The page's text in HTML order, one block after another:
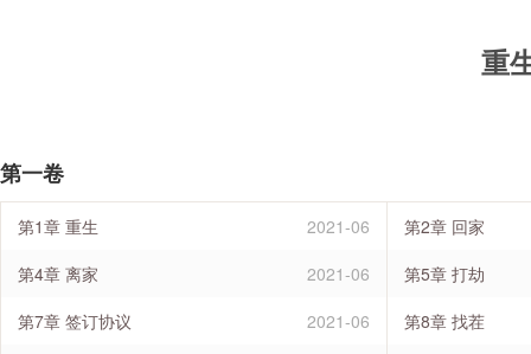
重
第一卷
第1章 重生 2021-06
第2章 回家
第4章 离家
2021-06
第5章 打劫
第7章 签订协议
2021-06
第8章 找茬